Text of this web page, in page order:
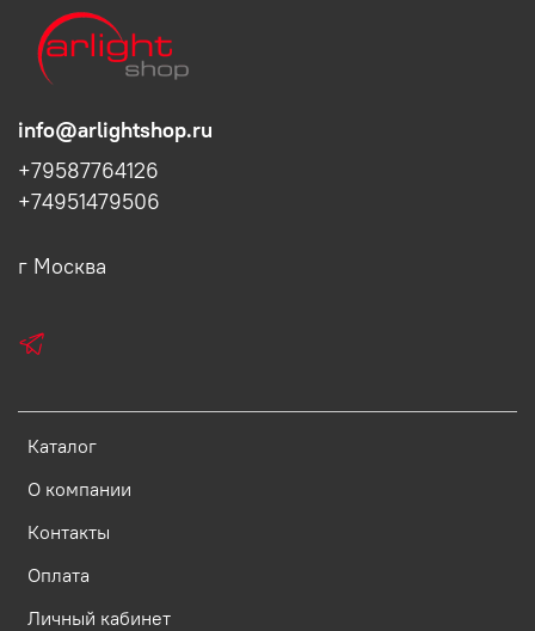
Каталог
О компании
Контакты
Оплата
Личный кабинет
info@arlightshop.ru
+79587764126
+74951479506
г Москва